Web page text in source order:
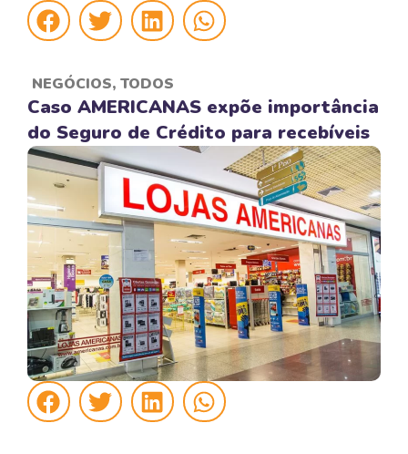
NEGÓCIOS, TODOS
Caso AMERICANAS expõe importância
do Seguro de Crédito para recebíveis